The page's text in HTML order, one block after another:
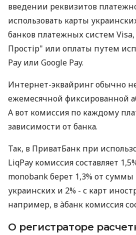
введении реквизитов
использовать карты
банков платежных систем
Простір" или оплаты путем
Pay или Google Pay.
Интернет-эквайринг обычно
ежемесячной фиксированной
А вот комиссия по каждому
зависимости от банка.
Так, в ПриватБанк при
LiqPay комиссия составляет
monobank берет 1,3% от суммы
украинских и 2% - с карт
например, в àбанк комиссия
О регистраторе